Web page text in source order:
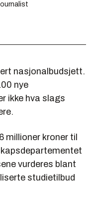
nasjonalbudsjett.
nye
ikke hva slags
millioner kroner til
vurderes blant
studietilbud